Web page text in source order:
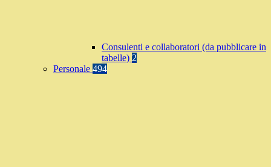
Consulenti e collaboratori (da pubblicare in
tabelle) 2
Personale 494